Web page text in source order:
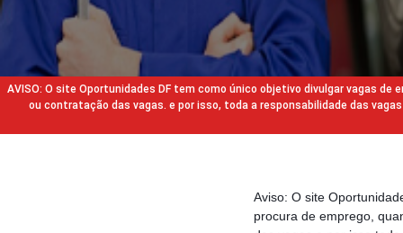
AVISO: O site Oportunidades DF tem como único objetivo divulgar vagas
ou contratação das vagas. e por isso, toda a responsabilidade das
Aviso: O site
procura de emprego,